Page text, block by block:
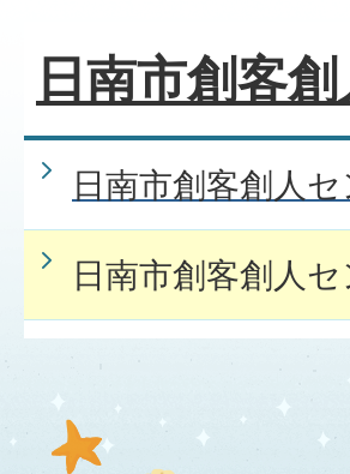
日南市創客
日南市創客創人
日南市創客創人